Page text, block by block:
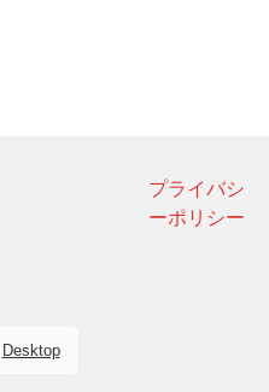
プライバシ
ーポリシー
Desktop